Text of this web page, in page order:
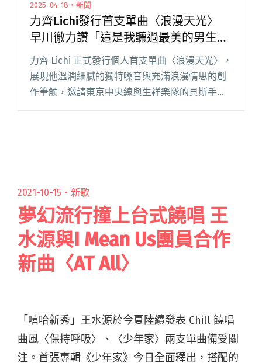
2025-04-18・新聞
力齊Lichi發行首支單曲〈浪漫天光〉
早川徹力讚「這是我聽過最美的男生歌
聲」， 首張專輯6月發行
力齊 Lichi 正式發行個人首支單曲〈浪漫天光〉，
展現他溫潤細膩的獨特嗓音與充滿浪漫情思的創
作筆觸，邀請東京中央線與生祥樂隊的貝斯手早
川徹擔任編曲。 作品在台北知名的玉成戲院錄音
2021-10-15・ 新歌
夢幻流行撞上台式饒唱 王
水源與I Mean Us團員合作
新曲〈AT All〉
「嘻哈新秀」王水源於今夏陸續發表 Chill 饒唱
曲風〈保持呼吸〉、〈少年家〉兩支單曲備受關
注。首張專輯《少年家》今日全面釋出，搭配的